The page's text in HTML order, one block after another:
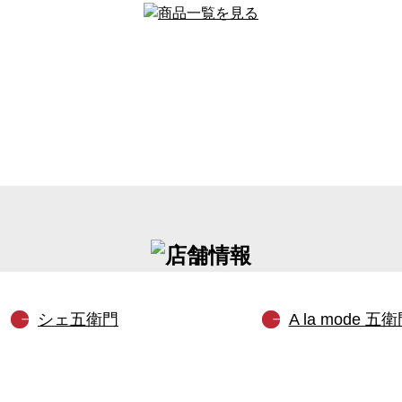
シェ五衛門 A la mode 五衛